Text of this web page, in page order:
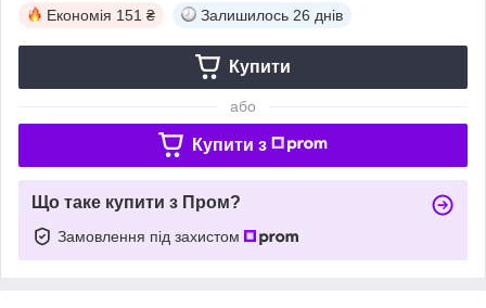
Економія 151 ₴ Залишилось 26 днів
Купити
або
Купити з
Що таке купити з Пром?
Замовлення під захистом